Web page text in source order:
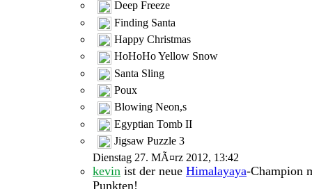
Deep Freeze
Finding Santa
Happy Christmas
HoHoHo Yellow Snow
Santa Sling
Poux
Blowing Neon,s
Egyptian Tomb II
Jigsaw Puzzle 3
Dienstag 27. MÃ¤rz 2012, 13:42
kevin ist der neue Himalayaya-Champion
Punkten!